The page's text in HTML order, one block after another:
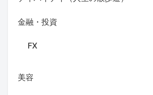
金融・投資
FX
美容